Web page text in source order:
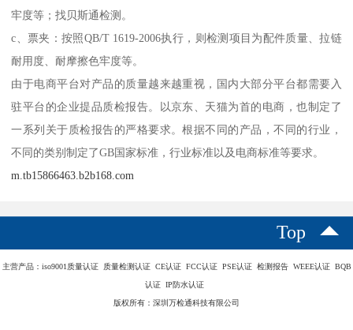
牢度等；找贝斯通检测。
c、票夹：按照QB/T 1619-2006执行，则检测项目为配件质量、拉链
耐用度、耐摩擦色牢度等。
由于电商平台对产品的质量越来越重视，国内大部分平台都需要入
驻平台的企业提品质检报告。以京东、天猫为首的电商，也制定了
一系列关于质检报告的严格要求。根据不同的产品，不同的行业，
不同的类别制定了GB国家标准，行业标准以及电商标准等要求。
m.tb15866463.b2b168.com
Top
主营产品：iso9001质量认证 质量检测认证 CE认证 FCC认证 PSE认证 检测报告 WEEE认证 BQB
认证 IP防水认证
版权所有：深圳万检通科技有限公司